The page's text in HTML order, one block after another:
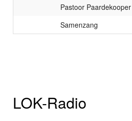
Pastoor Paardekooper
Samenzang
LOK-Radio